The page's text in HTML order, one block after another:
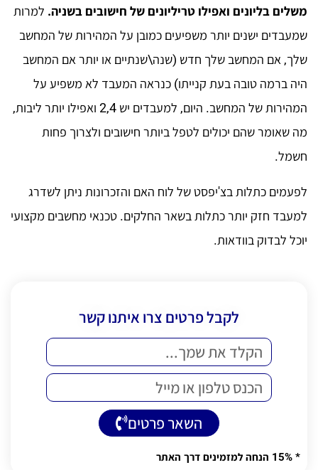
משלים בליונים ואפילו טריליונים של חישובים בשניה. למרות
שמעבדים ישנים יותר משפיעים כמובן על המהירות של המחשב
שלך, אם המחשב שלך חדש (שנה\שנתיים או יותר אם המחשב
היה ברמה טובה בעת קנייתו) כנראה המעבד לא משפיע על
המהירות של המחשב. היום, למעבדים יש 2,4 ואפילו יותר ליבות,
מה שאומר שהם יכולים לטפל ביותר חישובים ולצרוך פחות
חשמל.
לפעמים כתלות בצ'יפסט של לוח האם והזכרונות ניתן לשדרג
למעבד חזק יותר כתלות בשאר החלקים. טכנאי מחשבים מקצועי
יוכל לבדוק בוודאות.
לקבל פרטים צרו איתנו קשר
השאר פרטים
Alternative: * 15% הנחה למזמינים דרך האתר